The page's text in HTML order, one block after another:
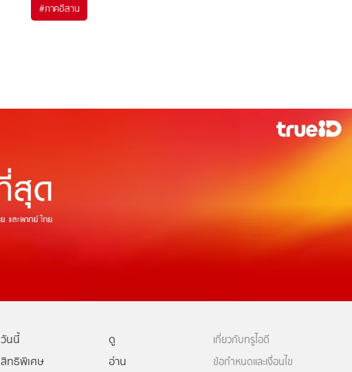
#ภาคอีสาน
วันนี้
ดู
สิทธิพิเศษ
อ่าน
เกี่ยวกับทรูไอดี
ข้อกำหนดและเงื่อนไข